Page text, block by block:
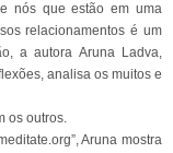
nós que estão em uma
relacionamentos é um
a autora Aruna Ladva,
analisa os muitos e
os outros.
Aruna mostra